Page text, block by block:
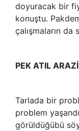
doyuracak bir
konuştu.
çalışmaların
PEK ATIL
Tarlada bir
problem
görüldüğübü